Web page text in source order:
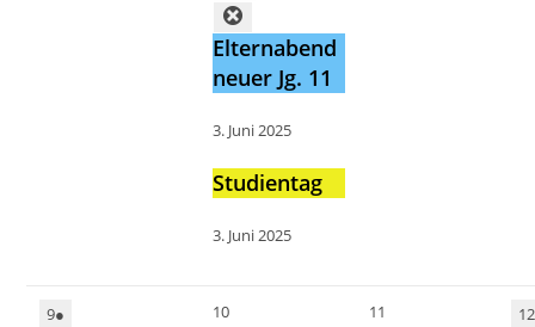
Elternabend
neuer Jg. 11
3. Juni 2025
Studientag
3. Juni 2025
9● 10 11 12